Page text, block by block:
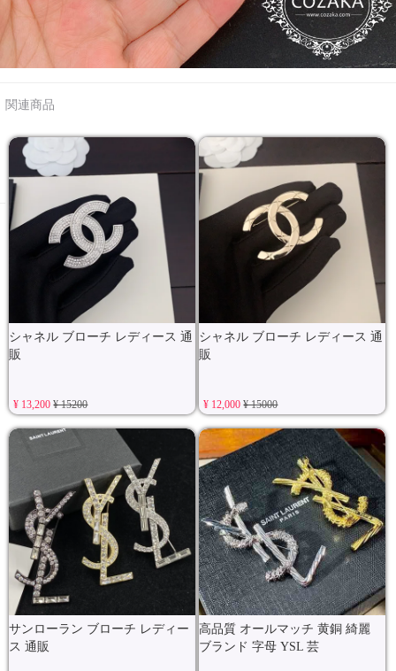
関連商品
シャネル ブローチ レディース 通
販
¥ 13,200¥ 15200
シャネル ブローチ レディース 通
販
¥ 12,000¥ 15000
サンローラン ブローチ レディー
ス 通販
高品質 オールマッチ 黄銅 綺麗
ブランド 字母 YSL 芸